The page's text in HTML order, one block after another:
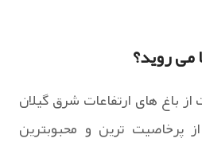
می روید؟
از باغ های ارتفاعات شرق گیلان
ترین و محبوبترین